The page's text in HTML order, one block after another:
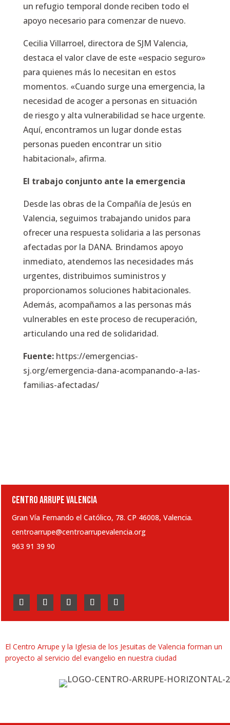
un refugio temporal donde reciben todo el
apoyo necesario para comenzar de nuevo.
Cecilia Villarroel, directora de SJM Valencia,
destaca el valor clave de este «espacio seguro»
para quienes más lo necesitan en estos
momentos. «Cuando surge una emergencia, la
necesidad de acoger a personas en situación
de riesgo y alta vulnerabilidad se hace urgente.
Aquí, encontramos un lugar donde estas
personas pueden encontrar un sitio
habitacional», afirma.
El trabajo conjunto ante la emergencia
Desde las obras de la Compañía de Jesús en
Valencia, seguimos trabajando unidos para
ofrecer una respuesta solidaria a las personas
afectadas por la DANA. Brindamos apoyo
inmediato, atendemos las necesidades más
urgentes, distribuimos suministros y
proporcionamos soluciones habitacionales.
Además, acompañamos a las personas más
vulnerables en este proceso de recuperación,
articulando una red de solidaridad.
Fuente: https://emergencias-
sj.org/emergencia-dana-acompanando-a-las-
familias-afectadas/
CENTRO ARRUPE VALENCIA
Gran Vía Fernando el Católico, 78. CP 46008, Valencia.
centroarrupe@centroarrupevalencia.org
963 91 39 90
El Centro Arrupe y la Iglesia de los Jesuitas de Valencia forman un
proyecto al servicio del evangelio en nuestra ciudad